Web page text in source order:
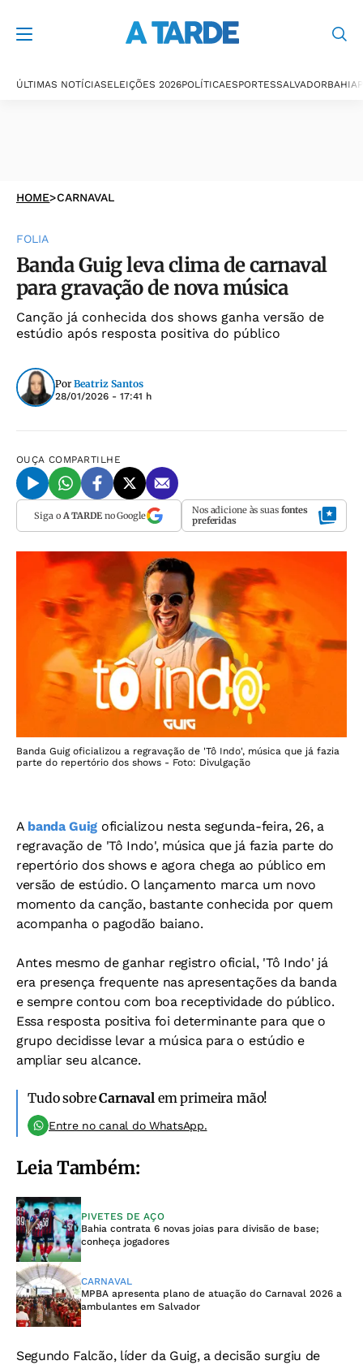
ÚLTIMAS NOTÍCIASELEIÇÕES 2026POLÍTICAESPORTESSALVADORBAHIA
HOME>CARNAVAL
FOLIA
Banda Guig leva clima de carnaval
para gravação de nova música
Canção já conhecida dos shows ganha versão de
estúdio após resposta positiva do público
Por Beatriz Santos
28/01/2026 - 17:41 h
OUÇA COMPARTILHE
Siga o A TARDEno Google Nos adicione às suas fontes
preferidas
Banda Guig oficializou a regravação de 'Tô Indo', música que já fazia
parte do repertório dos shows - Foto: Divulgação
A banda Guig oficializou nesta segunda-feira, 26, a
regravação de 'Tô Indo', música que já fazia parte do
repertório dos shows e agora chega ao público em
versão de estúdio. O lançamento marca um novo
momento da canção, bastante conhecida por quem
acompanha o pagodão baiano.
Antes mesmo de ganhar registro oficial, 'Tô Indo' já
era presença frequente nas apresentações da banda
e sempre contou com boa receptividade do público.
Essa resposta positiva foi determinante para que o
grupo decidisse levar a música para o estúdio e
ampliar seu alcance.
Tudo sobreCarnavalem primeira mão!
Entre no canal do WhatsApp.
Leia Também:
PIVETES DE AÇO
Bahia contrata 6 novas joias para divisão de base;
conheça jogadores
CARNAVAL
MPBA apresenta plano de atuação do Carnaval 2026 a
ambulantes em Salvador
Segundo Falcão, líder da Guig, a decisão surgiu de